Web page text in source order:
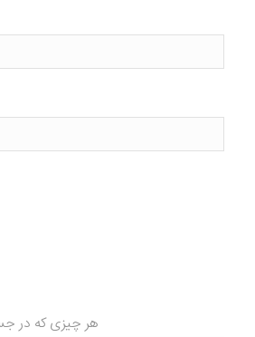
هر چیزی که در